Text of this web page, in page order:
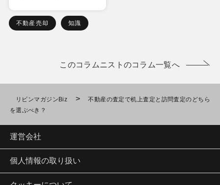
不動産売却 知識
このコラムニストのコラム一覧へ
リビンマガジンBiz >
不動産の査定で机上査定と訪問査定のどちら
を選ぶべき？
運営会社
個人情報の取り扱い